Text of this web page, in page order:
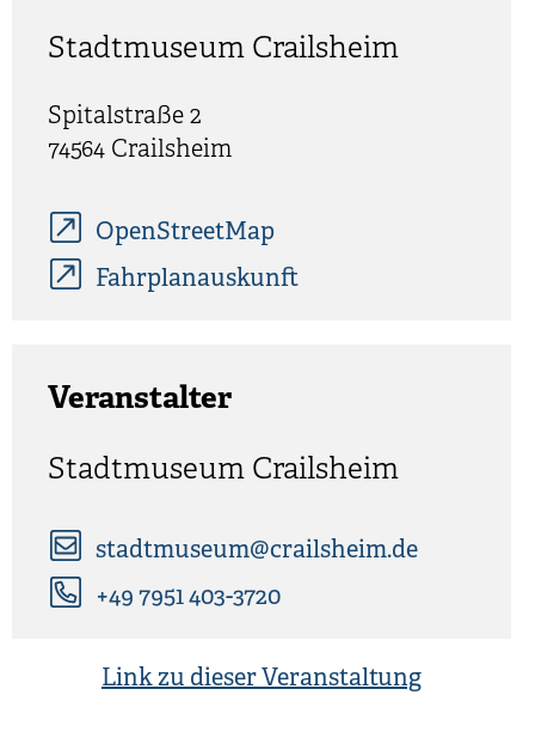
Stadtmuseum Crailsheim
Spitalstraße 2
74564 Crailsheim
OpenStreetMap
Fahrplanauskunft
Veranstalter
Stadtmuseum Crailsheim
stadtmuseum@crailsheim.de
+49 7951 403-3720
Link zu dieser Veranstaltung